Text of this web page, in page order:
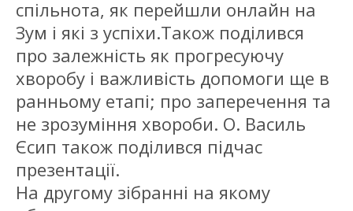
спільнота, як перейшли онлайн на
Зум і які з успіхи.Також поділився
про залежність як прогресуючу
хворобу і важливість допомоги ще в
ранньому етапі; про заперечення та
не зрозуміння хвороби. О. Василь
Єсип також поділився підчас
презентації.
На другому зібранні на якому